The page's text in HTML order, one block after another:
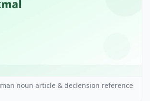
noun article & declension reference